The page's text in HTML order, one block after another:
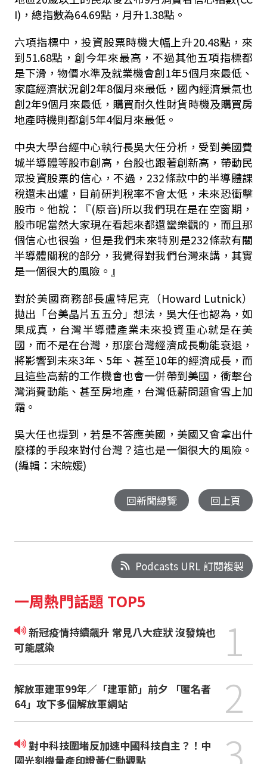
I) ，總指數為64.69點，月升1.38點。
六項指標中，投資股票時機大幅上升20.48點，來
到51.68點，創今年來最高，不過其他五項指標都
是下滑，物價水準及就業機會創1年5個月來最低、
家庭經濟狀況創2年8個月來最低，國內經濟景氣也
創2年9個月來最低，購買耐久性財貨時機及購買房
地產時機則都創5年4個月來最低。
中央大學台經中心執行長吳大任分析，受到美國費
城半導體等股市創高，台股也跟著創新高，帶動民
眾投資股票的信心，不過， 232條款中的半導體課
稅還未出爐，目前研判稅率不會太低，未來恐衝擊
股市。他說：『(原音)所以我們現在是在空窗期，
股市呢當然大家現在看起來都還蠻樂觀的，而且那
個信心也很強，但是我們未來特別是232條款有關
半導體關稅的部分，我覺得對我們台灣來講，其實
是一個很大的風險。』
對於美國商務部長盧特尼克（Howard Lutnick）
拋出「台美晶片五五分」想法，吳大任也認為，如
果成真，台灣半導體產業未來投資重心就是在美
國，而不是在台灣，那麼台灣經濟成長動能衰退，
將影響到未來3年、 5年、甚至10年的經濟成長，而
且這些高薪的工作機會也會一併帶到美國，衝擊台
灣消費動能、甚至房地產，台灣低薪問題會雪上加
霜。
吳大任也提到，若是不答應美國，美國又會拿出什
麼樣的手段來對付台灣？這也是一個很大的風險。
(編輯：宋皖媛)
回新聞總覽 回上頁
Podcasts URL 訂閱複製
一周熱門話題 TOP5
新冠疫情持續飆升 常見八大症狀 沒發燒也
可能感染
1
解放軍建軍99年／「建軍節」前夕 「匿名者
64」攻下多個解放軍網站
2
對中科技圍堵反加速中國科技自主？！中
國光刻機量產印證黃仁勳觀點
3